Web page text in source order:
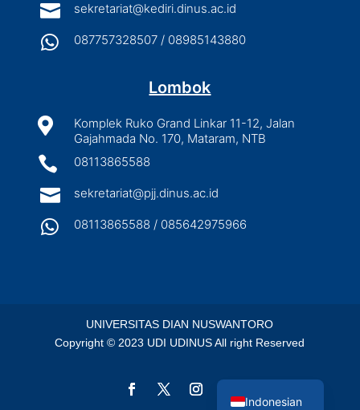
 sekretariat@kediri.dinus.ac.id
 087757328507 / 08985143880
Lombok

Komplek Ruko Grand Linkar 11-12, Jalan
Gajahmada No. 170, Mataram, NTB
 08113865588
 sekretariat@pjj.dinus.ac.id
 08113865588 / 085642975966
UNIVERSITAS DIAN NUSWANTORO
Copyright © 2023 UDI UDINUS All right Reserved
Indonesian